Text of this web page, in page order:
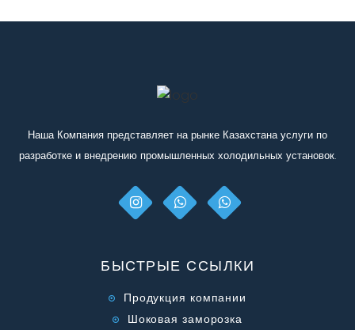
опросный лист
Наша Компания представляет на рынке Казахстана услуги по
разработке и внедрению промышленных холодильных установок.
БЫСТРЫЕ ССЫЛКИ
Продукция компании
Шоковая заморозка